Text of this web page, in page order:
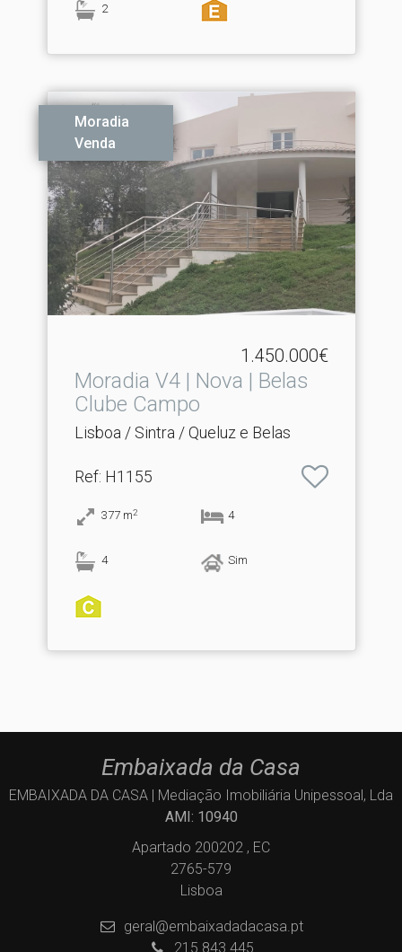
2
Moradia
Venda
1.450.000€
Moradia V4 | Nova | Belas
Clube Campo
Lisboa / Sintra / Queluz e Belas
Ref: H1155
377 m2 4
4 Sim
Embaixada da Casa
EMBAIXADA DA CASA | Mediação Imobiliária Unipessoal, Lda
AMI: 10940
Apartado 200202 , EC
2765-579
Lisboa
geral@embaixadadacasa.pt
215 843 445